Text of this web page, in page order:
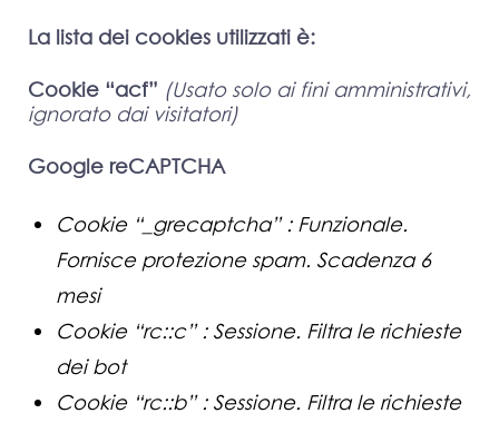
La lista dei cookies utilizzati è:
Cookie “acf” (Usato solo ai fini amministrativi,
ignorato dai visitatori)
Google reCAPTCHA
Cookie “_grecaptcha” : Funzionale.
Fornisce protezione spam. Scadenza 6
mesi
Cookie “rc::c” : Sessione. Filtra le richieste
dei bot
Cookie “rc::b” : Sessione. Filtra le richieste